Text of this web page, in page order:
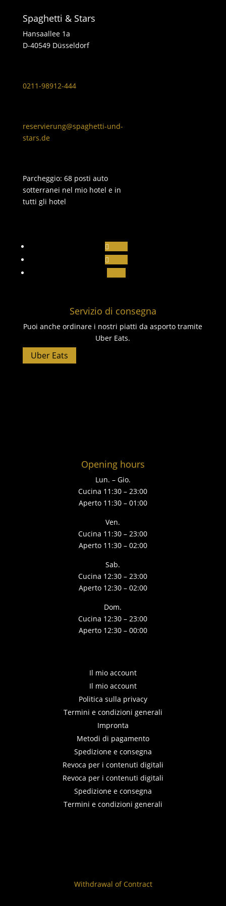
Spaghetti & Stars
Hansaallee 1a
D-40549 Düsseldorf
0211-98912-444
reservierung@spaghetti-und-
stars.de
Parcheggio: 68 posti auto
sotterranei nel mio hotel e in
tutti gli hotel
Servizio di consegna
Puoi anche ordinare i nostri piatti da asporto tramite
Uber Eats.
Uber Eats
Opening hours
Lun. – Gio.
Cucina 11:30 – 23:00
Aperto 11:30 – 01:00
Ven.
Cucina 11:30 – 23:00
Aperto 11:30 – 02:00
Sab.
Cucina 12:30 – 23:00
Aperto 12:30 – 02:00
Dom.
Cucina 12:30 – 23:00
Aperto 12:30 – 00:00
Il mio account
Il mio account
Politica sulla privacy
Termini e condizioni generali
Impronta
Metodi di pagamento
Spedizione e consegna
Revoca per i contenuti digitali
Revoca per i contenuti digitali
Spedizione e consegna
Termini e condizioni generali
Withdrawal of Contract